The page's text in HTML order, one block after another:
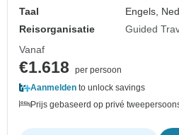
Taal
Engels,
Reisorganisatie
Guided
Vanaf
€1.618
per persoon
Aanmelden to unlock savings
Prijs gebaseerd op privé